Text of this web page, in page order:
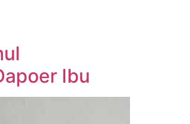
Ibu